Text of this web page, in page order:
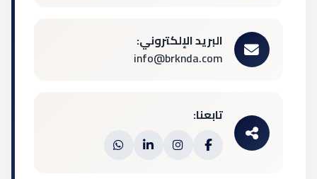
البريد الإلكتروني:
info@brknda.com
تابعنا: